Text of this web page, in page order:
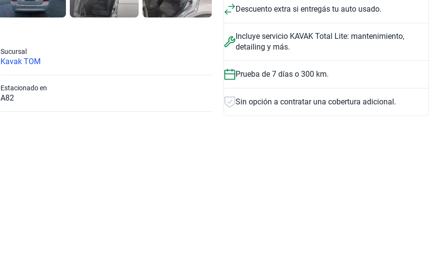
Descuento extra si entregás tu auto usado.
Incluye servicio KAVAK Total Lite: mantenimiento,
detailing y más.
Prueba de 7 días o 300 km.
Sin opción a contratar una cobertura adicional.
Kavak TOM
Sucursal
A82
Estacionado en